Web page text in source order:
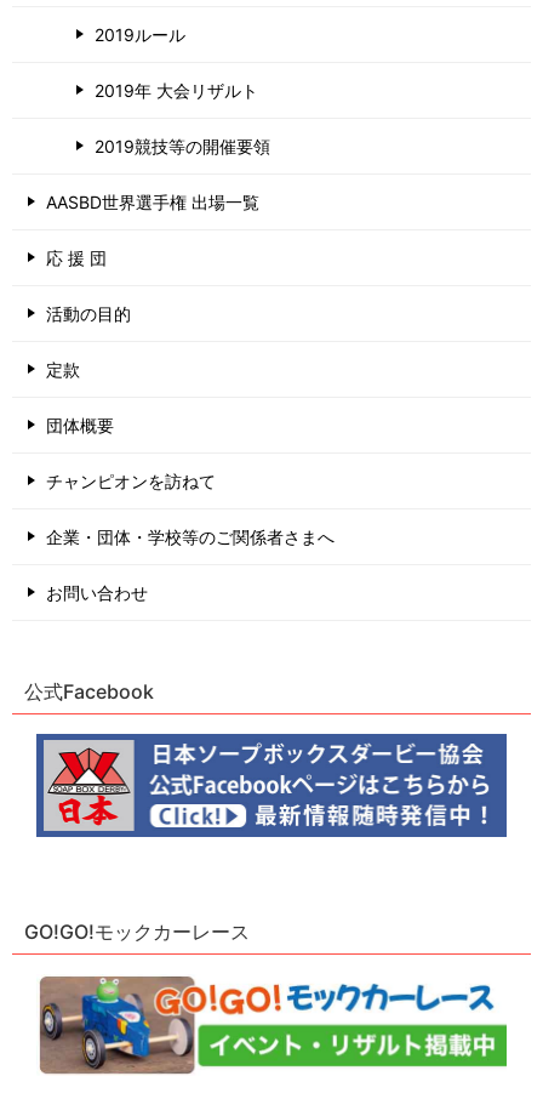
2019ルール
2019年 大会リザルト
2019競技等の開催要領
AASBD世界選手権 出場一覧
応 援 団
活動の目的
定款
団体概要
チャンピオンを訪ねて
企業・団体・学校等のご関係者さまへ
お問い合わせ
公式Facebook
GO!GO!モックカーレース